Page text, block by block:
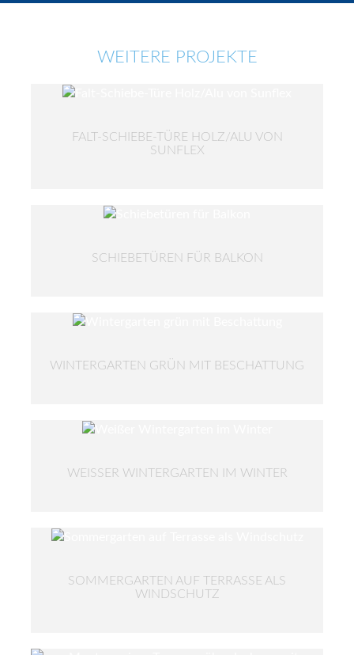
WEITERE PROJEKTE
FALT-SCHIEBE-TÜRE HOLZ/ALU VON
SUNFLEX
SCHIEBETÜREN FÜR BALKON
WINTERGARTEN GRÜN MIT BESCHATTUNG
WEISSER WINTERGARTEN IM WINTER
SOMMERGARTEN AUF TERRASSE ALS
WINDSCHUTZ